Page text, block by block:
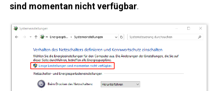
sind momentan nicht verfügbar.